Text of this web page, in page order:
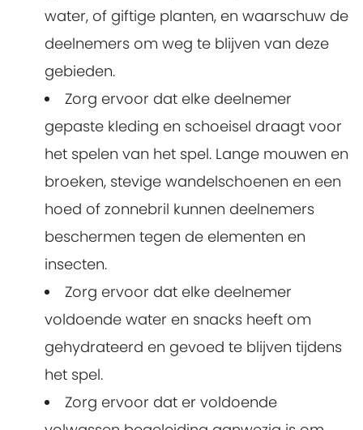
water, of giftige planten, en waarschuw de
deelnemers om weg te blijven van deze
gebieden.
Zorg ervoor dat elke deelnemer
gepaste kleding en schoeisel draagt voor
het spelen van het spel. Lange mouwen en
broeken, stevige wandelschoenen en een
hoed of zonnebril kunnen deelnemers
beschermen tegen de elementen en
insecten.
Zorg ervoor dat elke deelnemer
voldoende water en snacks heeft om
gehydrateerd en gevoed te blijven tijdens
het spel.
Zorg ervoor dat er voldoende